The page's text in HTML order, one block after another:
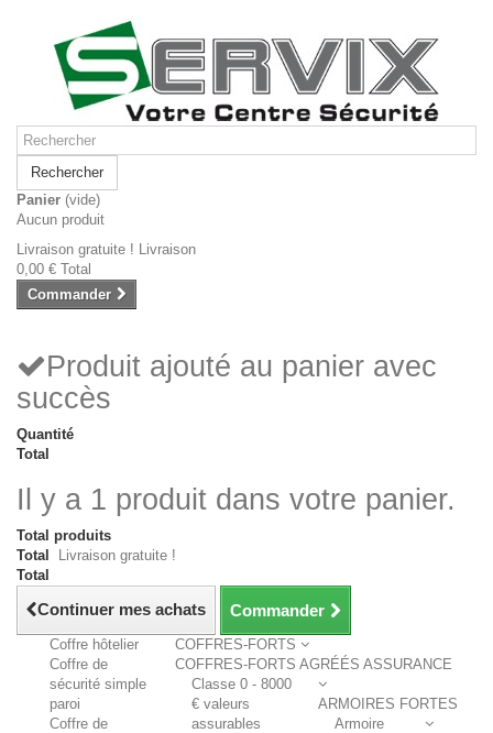
Rechercher
Panier (vide)
Aucun produit
Livraison gratuite ! Livraison
0,00 € Total
Commander
Produit ajouté au panier avec
succès
Quantité
Total
Il y a 1 produit dans votre panier.
Total produits
Total
Livraison gratuite !
Total
Continuer mes achats Commander
COFFRES-FORTS
Coffre hôtelier
Coffre de
sécurité simple
paroi
Coffre de
COFFRES-FORTS AGRÉÉS ASSURANCE
Classe 0 - 8000
€ valeurs
assurables
ARMOIRES FORTES
Armoire